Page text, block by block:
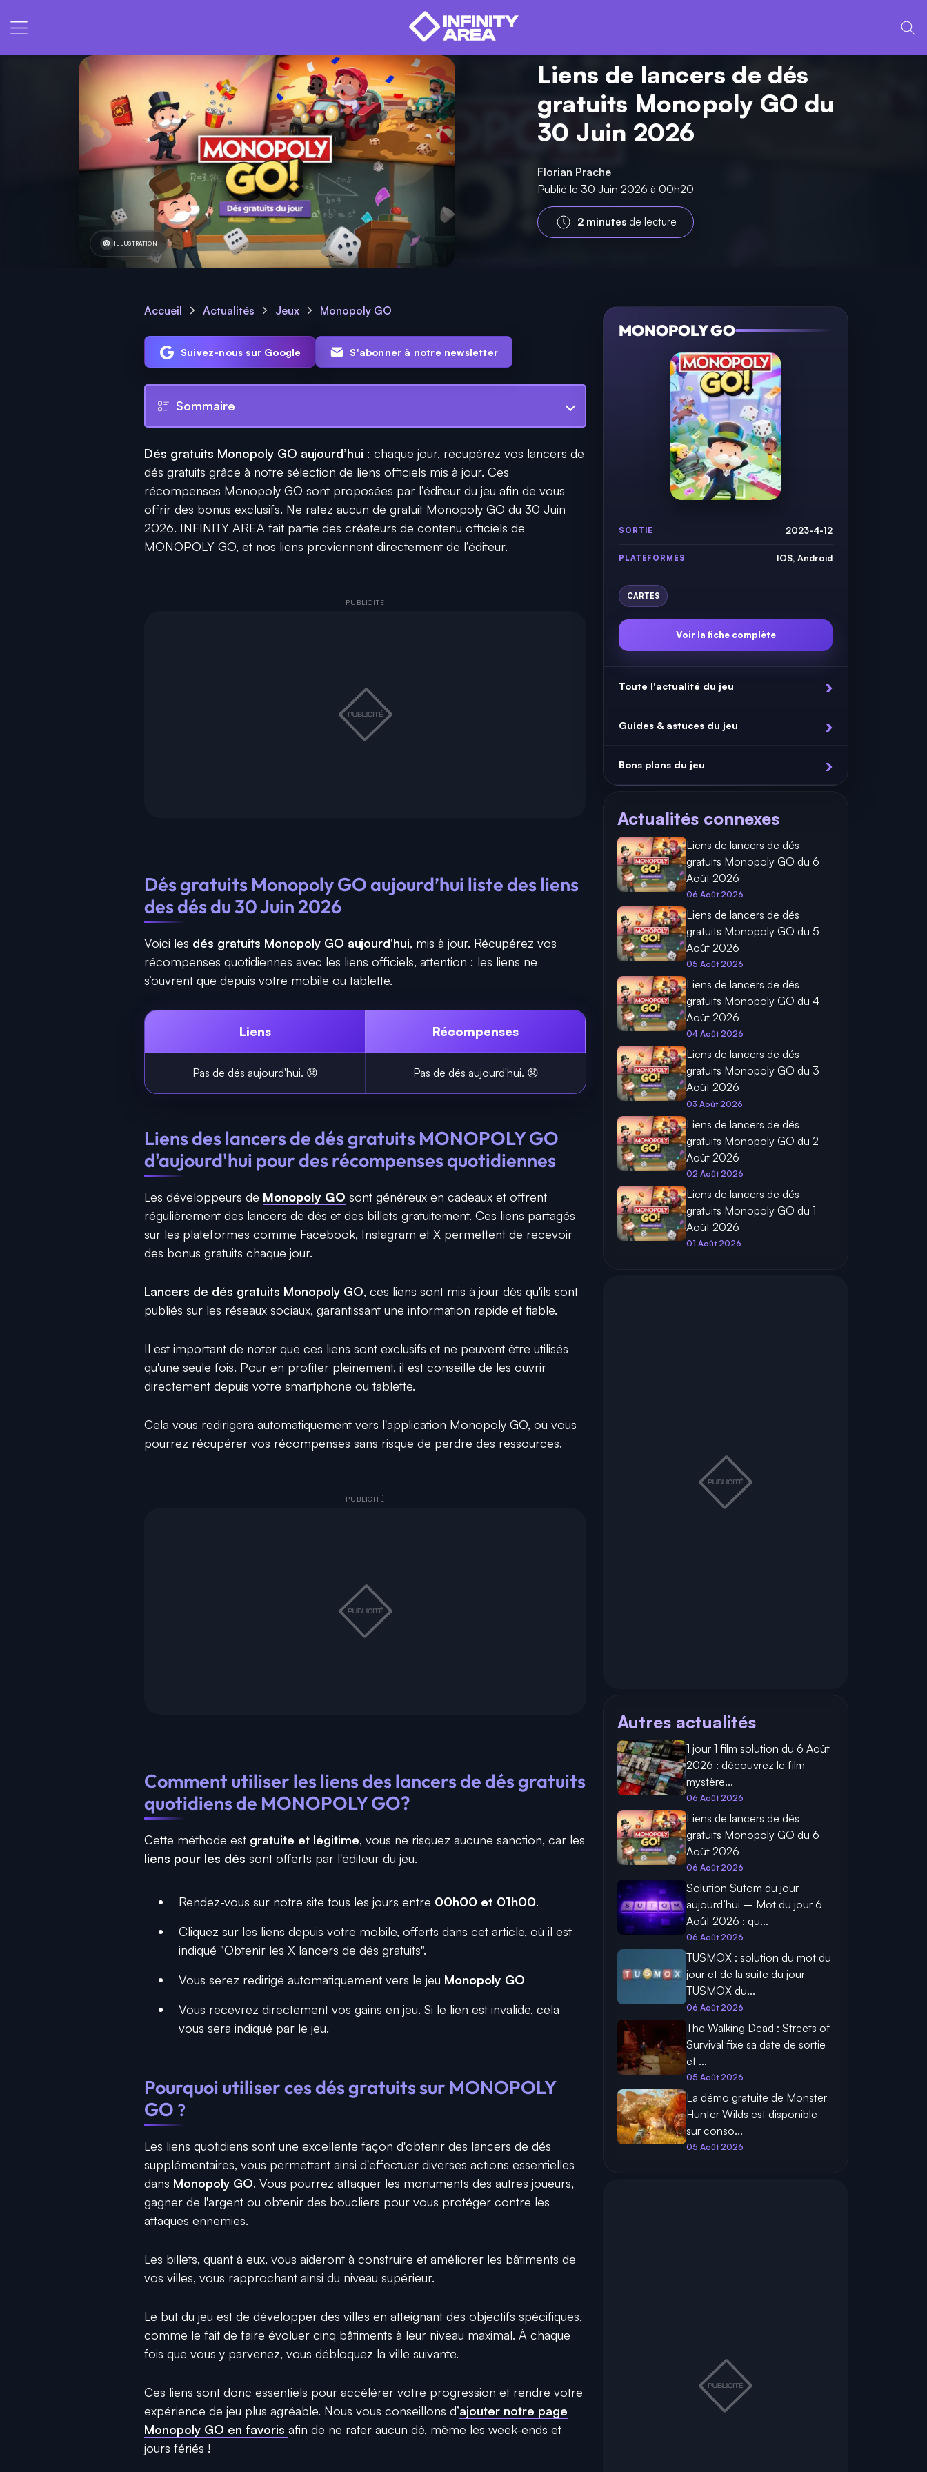
ILLUSTRATION
Liens de lancers de dés
gratuits Monopoly GO du
30 Juin 2026
Florian Prache
Publié le 30 Juin 2026 à 00h20
2 minutesde lecture
Accueil Actualités Jeux Monopoly GO
Suivez-nous sur Google S'abonner à notre newsletter
Sommaire
Dés gratuits Monopoly GO aujourd’hui : chaque jour, récupérez vos lancers de
dés gratuits grâce à notre sélection de liens officiels mis à jour. Ces
récompenses Monopoly GO sont proposées par l’éditeur du jeu afin de vous
offrir des bonus exclusifs. Ne ratez aucun dé gratuit Monopoly GO du 30 Juin
2026. INFINITY AREA fait partie des créateurs de contenu officiels de
MONOPOLY GO, et nos liens proviennent directement de l’éditeur.
Dés gratuits Monopoly GO aujourd’hui liste des liens
des dés du 30 Juin 2026
Voici les dés gratuits Monopoly GO aujourd'hui, mis à jour. Récupérez vos
récompenses quotidiennes avec les liens officiels, attention : les liens ne
s’ouvrent que depuis votre mobile ou tablette.
Liens Récompenses
Pas de dés aujourd'hui. 😞 Pas de dés aujourd'hui. 😞
Liens des lancers de dés gratuits MONOPOLY GO
d'aujourd'hui pour des récompenses quotidiennes
Les développeurs de Monopoly GO sont généreux en cadeaux et offrent
régulièrement des lancers de dés et des billets gratuitement. Ces liens partagés
sur les plateformes comme Facebook, Instagram et X permettent de recevoir
des bonus gratuits chaque jour.
Lancers de dés gratuits Monopoly GO, ces liens sont mis à jour dès qu'ils sont
publiés sur les réseaux sociaux, garantissant une information rapide et fiable.
Il est important de noter que ces liens sont exclusifs et ne peuvent être utilisés
qu'une seule fois. Pour en profiter pleinement, il est conseillé de les ouvrir
directement depuis votre smartphone ou tablette.
Cela vous redirigera automatiquement vers l'application Monopoly GO, où vous
pourrez récupérer vos récompenses sans risque de perdre des ressources.
Comment utiliser les liens des lancers de dés gratuits
quotidiens de MONOPOLY GO?
Cette méthode est gratuite et légitime, vous ne risquez aucune sanction, car les
liens pour les dés sont offerts par l'éditeur du jeu.
Rendez-vous sur notre site tous les jours entre 00h00 et 01h00.
Cliquez sur les liens depuis votre mobile, offerts dans cet article, où il est
indiqué "Obtenir les X lancers de dés gratuits".
Vous serez redirigé automatiquement vers le jeu Monopoly GO
Vous recevrez directement vos gains en jeu. Si le lien est invalide, cela
vous sera indiqué par le jeu.
Pourquoi utiliser ces dés gratuits sur MONOPOLY
GO ?
Les liens quotidiens sont une excellente façon d'obtenir des lancers de dés
supplémentaires, vous permettant ainsi d'effectuer diverses actions essentielles
dans Monopoly GO. Vous pourrez attaquer les monuments des autres joueurs,
gagner de l'argent ou obtenir des boucliers pour vous protéger contre les
attaques ennemies.
Les billets, quant à eux, vous aideront à construire et améliorer les bâtiments de
vos villes, vous rapprochant ainsi du niveau supérieur.
Le but du jeu est de développer des villes en atteignant des objectifs spécifiques,
comme le fait de faire évoluer cinq bâtiments à leur niveau maximal. À chaque
fois que vous y parvenez, vous débloquez la ville suivante.
Ces liens sont donc essentiels pour accélérer votre progression et rendre votre
expérience de jeu plus agréable. Nous vous conseillons d’ajouter notre page
Monopoly GO en favoris afin de ne rater aucun dé, même les week-ends et
jours fériés !
MONOPOLY GO
SORTIE 2023-4-12
PLATEFORMES IOS, Android
CARTES
Voir la fiche complète
Toute l'actualité du jeu
Guides & astuces du jeu
Bons plans du jeu
Actualités connexes
Liens de lancers de dés
gratuits Monopoly GO du 6
Août 2026
06 Août 2026
Liens de lancers de dés
gratuits Monopoly GO du 5
Août 2026
05 Août 2026
Liens de lancers de dés
gratuits Monopoly GO du 4
Août 2026
04 Août 2026
Liens de lancers de dés
gratuits Monopoly GO du 3
Août 2026
03 Août 2026
Liens de lancers de dés
gratuits Monopoly GO du 2
Août 2026
02 Août 2026
Liens de lancers de dés
gratuits Monopoly GO du 1
Août 2026
01 Août 2026
Autres actualités
1 jour 1 film solution du 6 Août
2026 : découvrez le film
mystère...
06 Août 2026
Liens de lancers de dés
gratuits Monopoly GO du 6
Août 2026
06 Août 2026
Solution Sutom du jour
aujourd’hui – Mot du jour 6
Août 2026 : qu...
06 Août 2026
TUSMOX : solution du mot du
jour et de la suite du jour
TUSMOX du...
06 Août 2026
The Walking Dead : Streets of
Survival fixe sa date de sortie
et ...
05 Août 2026
La démo gratuite de Monster
Hunter Wilds est disponible
sur conso...
05 Août 2026